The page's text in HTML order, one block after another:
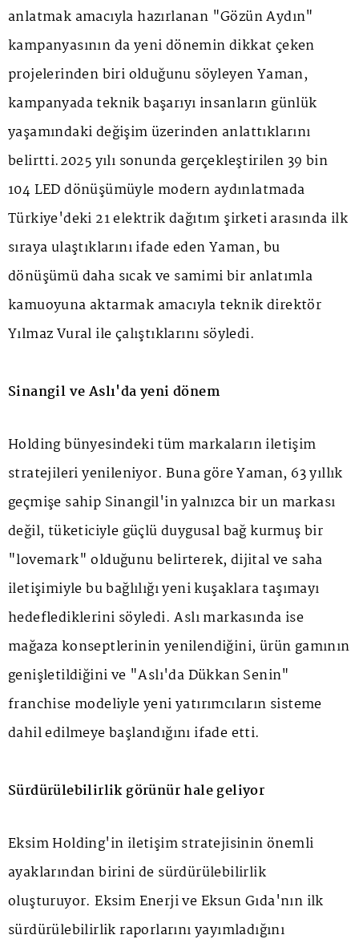
anlatmak amacıyla hazırlanan "Gözün Aydın"
kampanyasının da yeni dönemin dikkat çeken
projelerinden biri olduğunu söyleyen Yaman,
kampanyada teknik başarıyı insanların günlük
yaşamındaki değişim üzerinden anlattıklarını
belirtti.2025 yılı sonunda gerçekleştirilen 39 bin
104 LED dönüşümüyle modern aydınlatmada
Türkiye'deki 21 elektrik dağıtım şirketi arasında ilk
sıraya ulaştıklarını ifade eden Yaman, bu
dönüşümü daha sıcak ve samimi bir anlatımla
kamuoyuna aktarmak amacıyla teknik direktör
Yılmaz Vural ile çalıştıklarını söyledi.
Sinangil ve Aslı'da yeni dönem
Holding bünyesindeki tüm markaların iletişim
stratejileri yenileniyor. Buna göre Yaman, 63 yıllık
geçmişe sahip Sinangil'in yalnızca bir un markası
değil, tüketiciyle güçlü duygusal bağ kurmuş bir
"lovemark" olduğunu belirterek, dijital ve saha
iletişimiyle bu bağlılığı yeni kuşaklara taşımayı
hedeflediklerini söyledi. Aslı markasında ise
mağaza konseptlerinin yenilendiğini, ürün gamının
genişletildiğini ve "Aslı'da Dükkan Senin"
franchise modeliyle yeni yatırımcıların sisteme
dahil edilmeye başlandığını ifade etti.
Sürdürülebilirlik görünür hale geliyor
Eksim Holding'in iletişim stratejisinin önemli
ayaklarından birini de sürdürülebilirlik
oluşturuyor. Eksim Enerji ve Eksun Gıda'nın ilk
sürdürülebilirlik raporlarını yayımladığını